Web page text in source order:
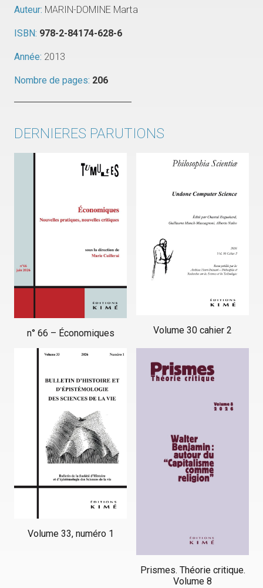
Auteur: MARIN-DOMINE Marta
ISBN: 978-2-84174-628-6
Année: 2013
Nombre de pages: 206
DERNIERES PARUTIONS
n° 66 – Économiques Volume 30 cahier 2
Volume 33, numéro 1
Prismes. Théorie critique.
Volume 8